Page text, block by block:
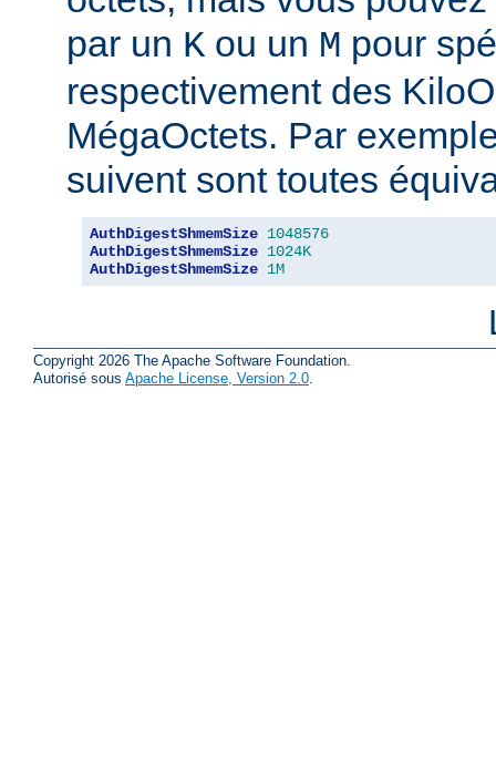
par un K ou un M pour
respectivement des
MégaOctets. Par
suivent sont toutes
AuthDigestShmemSize 1048576
AuthDigestShmemSize 1024K
AuthDigestShmemSize 1M
Copyright 2026 The Apache Software Foundation.
Autorisé sous Apache License, Version 2.0